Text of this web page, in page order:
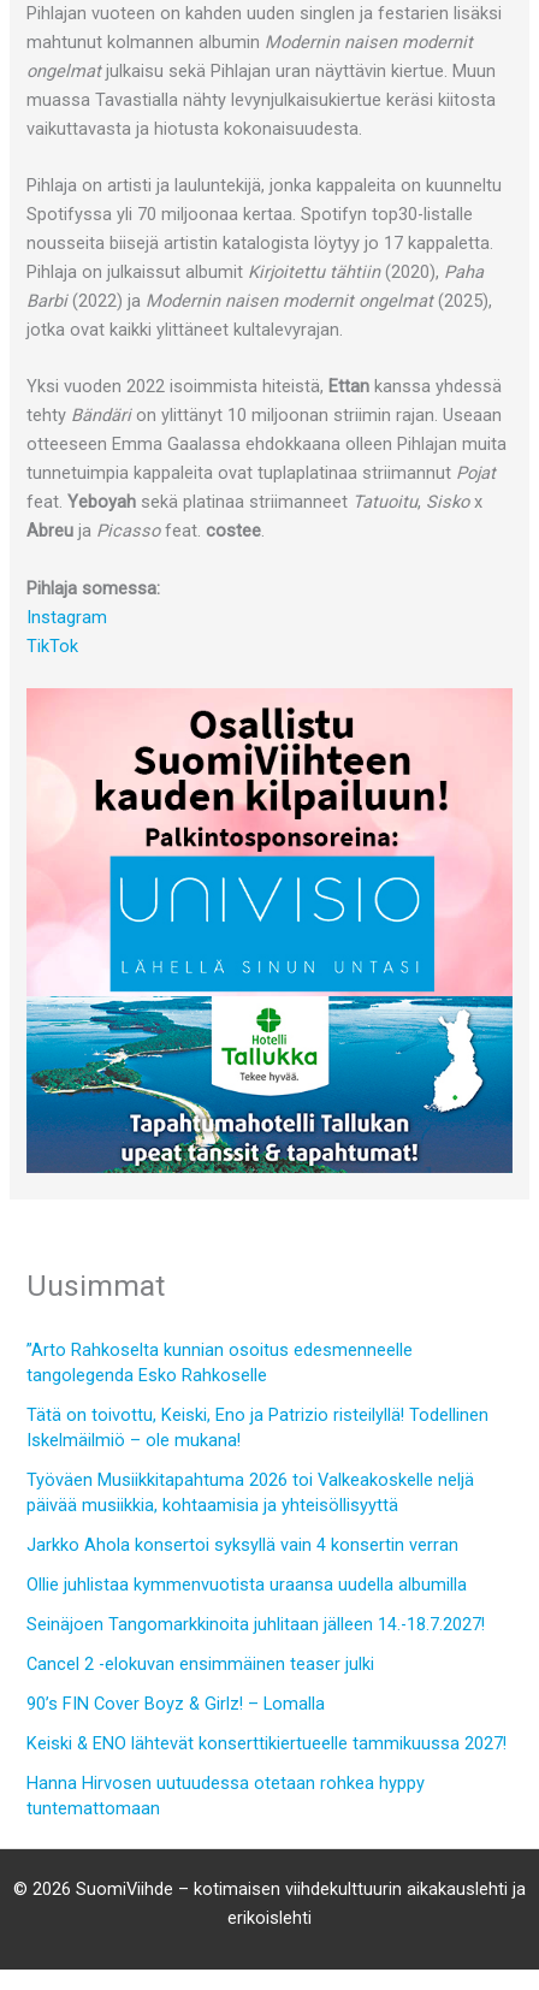
Pihlajan vuoteen on kahden uuden singlen ja festarien lisäksi
mahtunut kolmannen albumin Modernin naisen modernit
ongelmatjulkaisu sekä Pihlajan uran näyttävin kiertue. Muun
muassa Tavastialla nähty levynjulkaisukiertue keräsi kiitosta
vaikuttavasta ja hiotusta kokonaisuudesta.
Pihlaja on artisti ja lauluntekijä, jonka kappaleita on kuunneltu
Spotifyssa yli 70 miljoonaa kertaa. Spotifyn top30-listalle
nousseita biisejä artistin katalogista löytyy jo 17 kappaletta.
Pihlaja on julkaissut albumit Kirjoitettu tähtiin(2020), Paha
Barbi(2022) ja Modernin naisen modernit ongelmat(2025),
jotka ovat kaikki ylittäneet kultalevyrajan.
Yksi vuoden 2022 isoimmista hiteistä, Ettan kanssa yhdessä
tehty Bändäri on ylittänyt 10 miljoonan striimin rajan. Useaan
otteeseen Emma Gaalassa ehdokkaana olleen Pihlajan muita
tunnetuimpia kappaleita ovat tuplaplatinaa striimannut Pojat
feat.Yeboyah sekä platinaa striimanneet Tatuoitu, Siskox
Abreuja Picassofeat.costee.
Pihlaja somessa:
Instagram
TikTok
Uusimmat
”Arto Rahkoselta kunnian osoitus edesmenneelle
tangolegenda Esko Rahkoselle
Tätä on toivottu, Keiski, Eno ja Patrizio risteilyllä! Todellinen
Iskelmäilmiö – ole mukana!
Työväen Musiikkitapahtuma 2026 toi Valkeakoskelle neljä
päivää musiikkia, kohtaamisia ja yhteisöllisyyttä
Jarkko Ahola konsertoi syksyllä vain 4 konsertin verran
Ollie juhlistaa kymmenvuotista uraansa uudella albumilla
Seinäjoen Tangomarkkinoita juhlitaan jälleen 14.-18.7.2027!
Cancel 2 -elokuvan ensimmäinen teaser julki
90’s FIN Cover Boyz & Girlz! – Lomalla
Keiski & ENO lähtevät konserttikiertueelle tammikuussa 2027!
Hanna Hirvosen uutuudessa otetaan rohkea hyppy
tuntemattomaan
© 2026 SuomiViihde – kotimaisen viihdekulttuurin aikakauslehti ja
erikoislehti